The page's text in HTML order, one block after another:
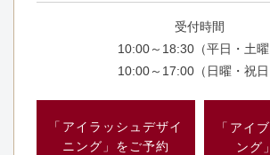
受付時間
10:00～18:30（平日・土曜
10:00～17:00（日曜・祝日
「アイラッシュデザイ
ニング」をご予約
「アイ
ング